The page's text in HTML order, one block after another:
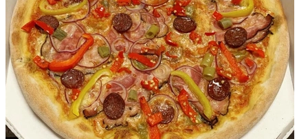
Máme nové stránky! Přijďte ochutnat naši skvělou
pizzu
nebo si ji nechtě dovést po Nymburce a okolí
Objednat online +420 723 776 002
Sledujte nás na sítích!
